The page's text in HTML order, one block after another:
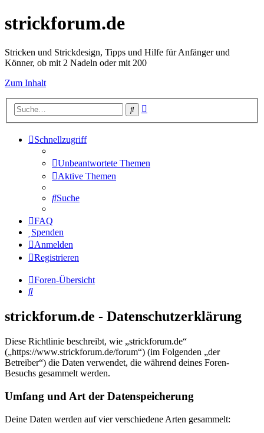
strickforum.de
Stricken und Strickdesign, Tipps und Hilfe für Anfänger und
Könner, ob mit 2 Nadeln oder mit 200
Zum Inhalt
Suche
Schnellzugriff
Unbeantwortete Themen
Aktive Themen
Suche
FAQ
Spenden
Anmelden
Registrieren
Foren-Übersicht
Suche
strickforum.de - Datenschutzerklärung
Diese Richtlinie beschreibt, wie „strickforum.de“
(„https://www.strickforum.de/forum“) (im Folgenden „der
Betreiber“) die Daten verwendet, die während deines Foren-
Besuchs gesammelt werden.
Umfang und Art der Datenspeicherung
Deine Daten werden auf vier verschiedene Arten gesammelt: